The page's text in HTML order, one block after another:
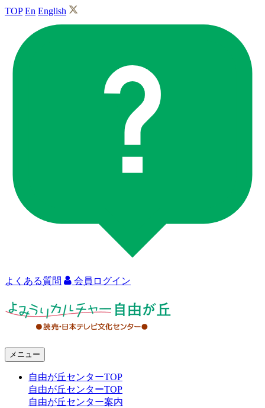
TOP En English
よくある質問 会員ログイン
メニュー
自由が丘センターTOP
自由が丘センターTOP
自由が丘センター案内